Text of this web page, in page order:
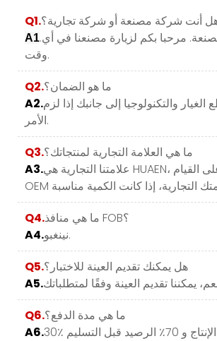
Q1.أنت شركة مصنعة أو شركة تجارية؟
A1.نحن الشركة المصنعة. مرحبا بكم لزيارة مصنعنا في أي
وقت.
Q2.ما هو الضمان؟
A2.والتكنولوجيا إلى جانبك إذا لزم
الأمر.
Q3.ما هي العلامة التجارية لمنتجاتك؟
A3.علامتنا التجارية هي HUAEN، وهي قادرة على القيام
Q4.
ما هي منافذ FOB؟
A4.
نينغبو.
Q5.هل يمكنك تقديم العينة للاختبار؟
A5.
Q6.ما هي مدة الدفع؟
A6.